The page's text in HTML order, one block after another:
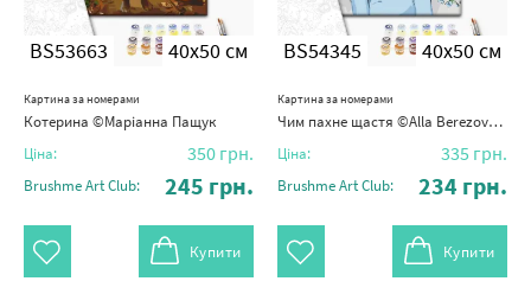
BS53663 40x50 см
Картина за номерами
Котерина ©Маріанна Пащук
Ціна: 350 грн.
Brushme Art Club: 245 грн.
Купити
BS54345 40x50 см
Картина за номерами
Чим пахне щастя ©Alla Berezovska
Ціна: 335 грн.
Brushme Art Club: 234 грн.
Купити